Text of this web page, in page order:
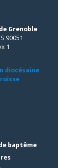
Grenoble
90051
1
diocésaine
baptême